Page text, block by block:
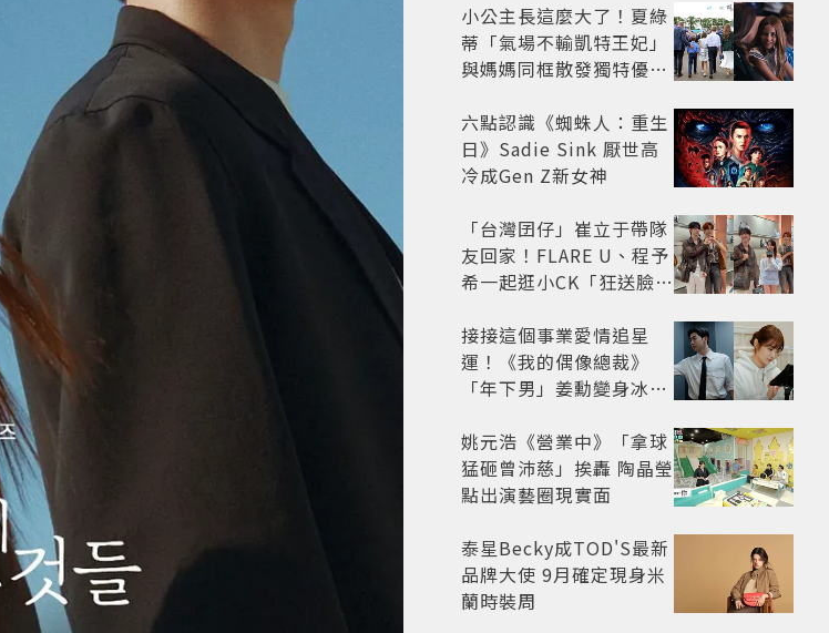
小公主長這麼大了！夏綠
蒂「氣場不輸凱特王妃」
與媽媽同框散發獨特優雅
六點認識《蜘蛛人：重生
日》Sadie Sink 厭世高
冷成Gen Z新女神
「台灣囝仔」崔立于帶隊
友回家！FLARE U、程予
希一起逛小CK「狂送臉頰
站私藏必逛名單
接接這個事業愛情追星
運！《我的偶像總裁》
「年下男」姜勳變身冰山
遇愛情
姚元浩《營業中》「拿球
猛砸曾沛慈」挨轟 陶晶瑩
點出演藝圈現實面
泰星Becky成TOD'S最新
品牌大使 9月確定現身米
蘭時裝周